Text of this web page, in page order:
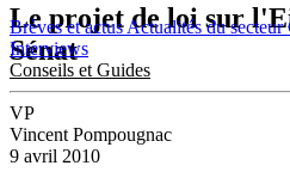
Brèves et actusActualités du secteur
Interviews
Conseils et Guides
Le projet de loi sur
Sénat
VP
Vincent Pompougnac
9 avril 2010